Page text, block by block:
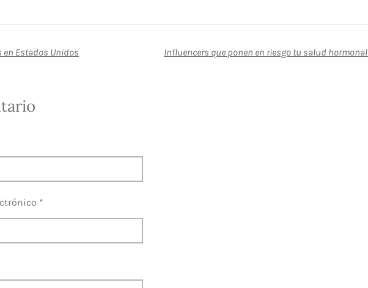
Estados Unidos Influencers que ponen en riesgo tu salud hormonal
*